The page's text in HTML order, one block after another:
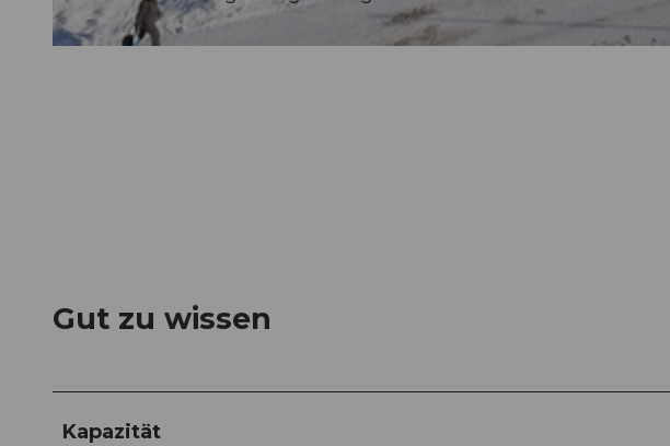
Gut zu wissen
Kapazität